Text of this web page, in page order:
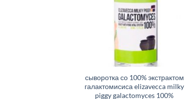
сыворотка со 100% экстрактом
галактомисиса elizavecca milky
piggy galactomyces 100%